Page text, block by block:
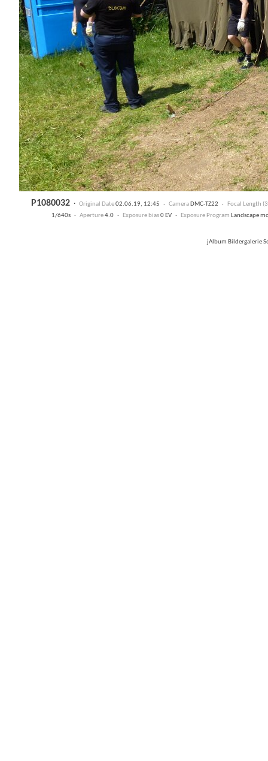
P1080032 · Original Date02.06.19, 12:45 · CameraDMC-TZ22 · Focal Length
1/640s · Aperture4.0 · Exposure bias0 EV · Exposure Program Landscape
jAlbum Bildergalerie